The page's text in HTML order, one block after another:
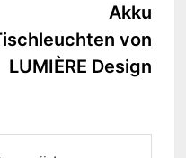
Akku
von
LUMIÈRE Design